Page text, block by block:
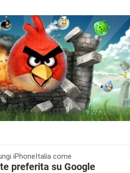
iPhoneItalia come
preferita su Google